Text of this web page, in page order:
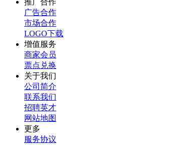
推广合作
广告合作
市场合作
LOGO下载
增值服务
商家会员
票点兑换
关于我们
公司简介
联系我们
招聘英才
网站地图
更多
服务协议